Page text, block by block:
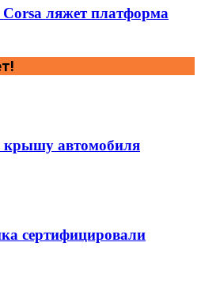
ляжет платформа
автомобиля
сертифицировали